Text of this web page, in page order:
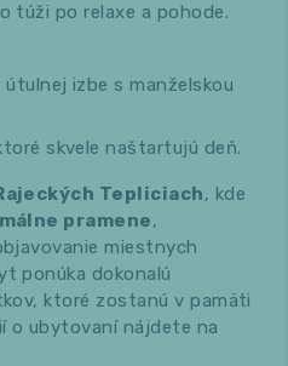
túži po relaxe a pohode.
útulnej izbe s manželskou
skvele naštartujú deň.
Tepliciach, kde
pramene,
miestnych
ponúka dokonalú
ktoré zostanú v pamäti
o ubytovaní nájdete na